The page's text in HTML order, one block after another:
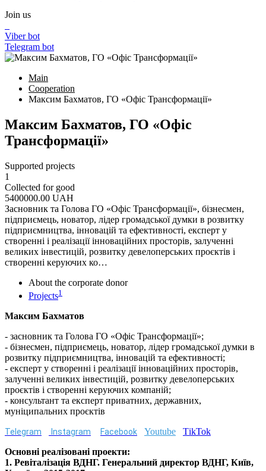
Join us
Viber bot
Telegram bot
Main
Cooperation
Максим Бахматов, ГО «Офіс Трансформації»
Максим Бахматов, ГО «Офіс
Трансформації»
Supported projects
1
Collected for good
5400000.00 UAH
Засновник та Голова ГО «Офіс Трансформації», бізнесмен,
підприємець, новатор, лідер громадської думки в розвитку
підприємництва, інновацій та ефективності, експерт у
створенні і реалізації інноваційних просторів, залученні
великих інвестицій, розвитку девелоперських проєктів і
створенні керуючих ко…
About the corporate donor
Projects1
Максим Бахматов
- засновник та Голова ГО «Офіс Трансформації»;
- бізнесмен, підприємець, новатор, лідер громадської думки в
розвитку підприємництва, інновацій та ефективності;
- експерт у створенні і реалізації інноваційних просторів,
залученні великих інвестицій, розвитку девелоперських
проєктів і створенні керуючих компаній;
- консультант та експерт приватних, державних,
муніципальних проєктів
Telegram Instagram Facebook Youtube
ТikTok
Основні реалізовані проекти:
1. Ревіталізація ВДНГ. Генеральний директор ВДНГ, Київ,